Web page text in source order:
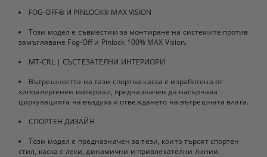
FOG-OFF® И PINLOCK® MAX VISION
Този модел е съвместим за монтиране на системите против
замъгляване Fog-Off и Pinlock 100% MAX Vision.
MT-CRL | СЪСТЕЗАТЕЛНИ ИНТЕРИОРИ
Вътрешността на тази спортна каска е изработена от
хипоалергенен материал, предназначен да насърчава
циркулацията на въздуха и отвеждането на вътрешната влага.
СПОРТЕН ДИЗАЙН
Този модел е предназначен за тези, които търсят спортен
стил, каска с леки, динамични и привлекателни линии.